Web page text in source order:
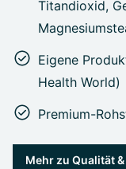
Titandioxid,
Eigene
Health World)
Premium-
Mehr zu Qualität